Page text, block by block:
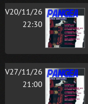
V20/11/26
22:30
V27/11/26
21:00